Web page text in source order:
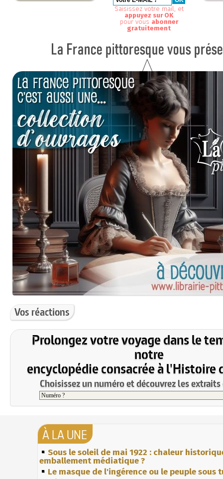
Saisissez votre mail, et
appuyez sur OK
pour vous abonner
gratuitement
Vos réactions
Prolongez votre voyage dans le
notre
encyclopédie consacrée à l'Histoire
Choisissez un numéro et découvrez les
À LA UNE
Sous le soleil de mai 1922 : chaleur
emballement médiatique ?
Le masque de l'ingérence ou le peuple sous